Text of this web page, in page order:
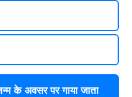
के अवसर पर गाया जाता